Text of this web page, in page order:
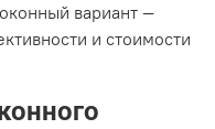
вариант —
и стоимости